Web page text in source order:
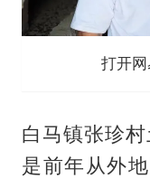
打开
白马镇张珍
是前年从外